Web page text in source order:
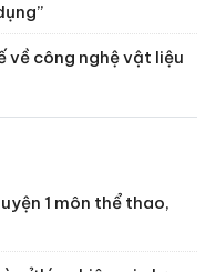
về công nghệ vật liệu
1 môn thể thao,